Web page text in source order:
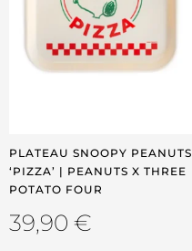
PLATEAU SNOOPY PEANUTS
‘PIZZA’ | PEANUTS X THREE
POTATO FOUR
39,90 €